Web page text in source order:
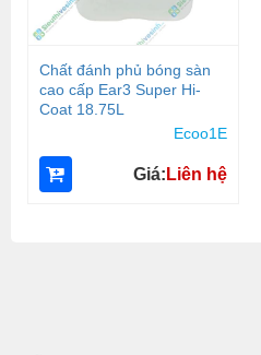
Chất đánh phủ bóng sàn
cao cấp Ear3 Super Hi-
Coat 18.75L
Ecoo1E
Giá: Liên hệ